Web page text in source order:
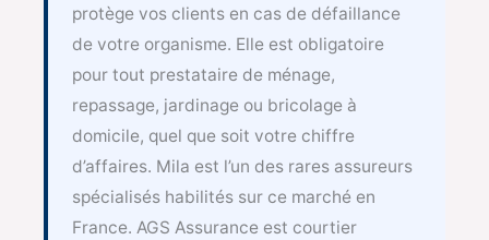
protège vos clients en cas de défaillance
de votre organisme. Elle est obligatoire
pour tout prestataire de ménage,
repassage, jardinage ou bricolage à
domicile, quel que soit votre chiffre
d’affaires. Mila est l’un des rares assureurs
spécialisés habilités sur ce marché en
France. AGS Assurance est courtier